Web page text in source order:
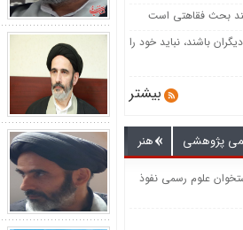
بحث فقاهتی است
باشند، نباید خود را
بیشتر
پژوهشی هنر
علوم رسمی نفوذ